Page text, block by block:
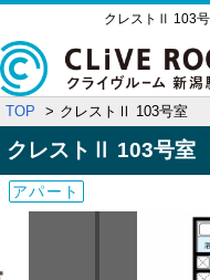
クレストⅡ 103
TOP クレストⅡ 103号室
クレストⅡ 103号室
アパート